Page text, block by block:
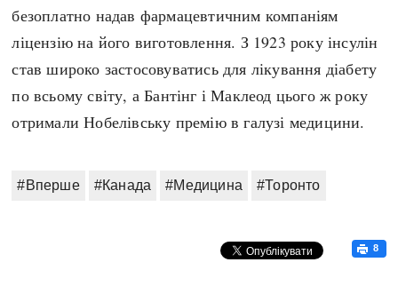
безоплатно надав фармацевтичним компаніям
ліцензію на його виготовлення. З 1923 року інсулін
став широко застосовуватись для лікування діабету
по всьому світу, а Бантінг і Маклеод цього ж року
отримали Нобелівську премію в галузі медицини.
#Вперше #Канада #Медицина #Торонто
8